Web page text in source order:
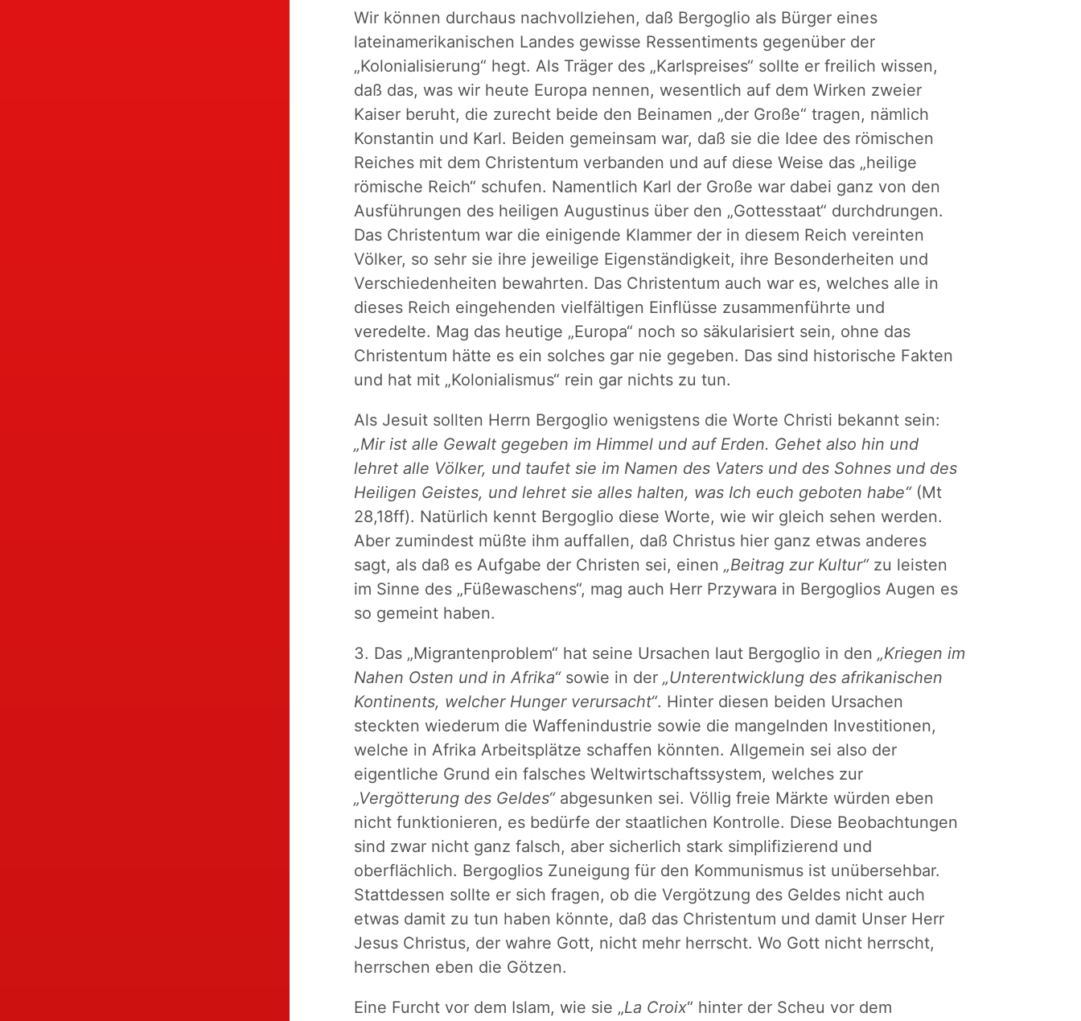
Wir können durchaus nachvollziehen, daß Bergoglio als Bürger eines
lateinamerikanischen Landes gewisse Ressentiments gegenüber der
„Kolonialisierung“ hegt. Als Träger des „Karlspreises“ sollte er freilich wissen,
daß das, was wir heute Europa nennen, wesentlich auf dem Wirken zweier
Kaiser beruht, die zurecht beide den Beinamen „der Große“ tragen, nämlich
Konstantin und Karl. Beiden gemeinsam war, daß sie die Idee des römischen
Reiches mit dem Christentum verbanden und auf diese Weise das „heilige
römische Reich“ schufen. Namentlich Karl der Große war dabei ganz von den
Ausführungen des heiligen Augustinus über den „Gottesstaat“ durchdrungen.
Das Christentum war die einigende Klammer der in diesem Reich vereinten
Völker, so sehr sie ihre jeweilige Eigenständigkeit, ihre Besonderheiten und
Verschiedenheiten bewahrten. Das Christentum auch war es, welches alle in
dieses Reich eingehenden vielfältigen Einflüsse zusammenführte und
veredelte. Mag das heutige „Europa“ noch so säkularisiert sein, ohne das
Christentum hätte es ein solches gar nie gegeben. Das sind historische Fakten
und hat mit „Kolonialismus“ rein gar nichts zu tun.
Als Jesuit sollten Herrn Bergoglio wenigstens die Worte Christi bekannt sein:
„Mir ist alle Gewalt gegeben im Himmel und auf Erden. Gehet also hin und
lehret alle Völker, und taufet sie im Namen des Vaters und des Sohnes und des
Heiligen Geistes, und lehret sie alles halten, was Ich euch geboten habe“(Mt
28,18ff). Natürlich kennt Bergoglio diese Worte, wie wir gleich sehen werden.
Aber zumindest müßte ihm auffallen, daß Christus hier ganz etwas anderes
sagt, als daß es Aufgabe der Christen sei, einen „Beitrag zur Kultur“zu leisten
im Sinne des „Füßewaschens“, mag auch Herr Przywara in Bergoglios Augen es
so gemeint haben.
3. Das „Migrantenproblem“ hat seine Ursachen laut Bergoglio in den „Kriegen im
Nahen Osten und in Afrika“sowie in der „Unterentwicklung des afrikanischen
Kontinents, welcher Hunger verursacht“. Hinter diesen beiden Ursachen
steckten wiederum die Waffenindustrie sowie die mangelnden Investitionen,
welche in Afrika Arbeitsplätze schaffen könnten. Allgemein sei also der
eigentliche Grund ein falsches Weltwirtschaftssystem, welches zur
„Vergötterung des Geldes“abgesunken sei. Völlig freie Märkte würden eben
nicht funktionieren, es bedürfe der staatlichen Kontrolle. Diese Beobachtungen
sind zwar nicht ganz falsch, aber sicherlich stark simplifizierend und
oberflächlich. Bergoglios Zuneigung für den Kommunismus ist unübersehbar.
Stattdessen sollte er sich fragen, ob die Vergötzung des Geldes nicht auch
etwas damit zu tun haben könnte, daß das Christentum und damit Unser Herr
Jesus Christus, der wahre Gott, nicht mehr herrscht. Wo Gott nicht herrscht,
herrschen eben die Götzen.
Eine Furcht vor dem Islam, wie sie „La Croix“ hinter der Scheu vor dem